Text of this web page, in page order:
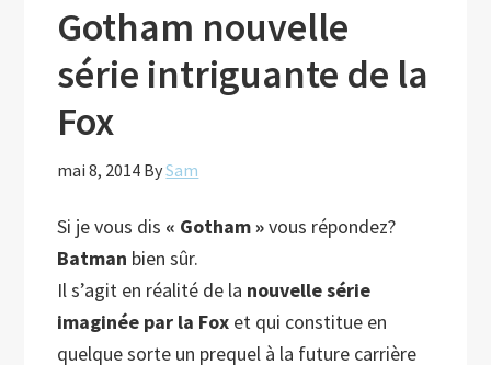
Gotham nouvelle
série intriguante de la
Fox
mai 8, 2014 BySam
Si je vous dis « Gotham »vous répondez?
Batman bien sûr.
Il s’agit en réalité de la nouvelle série
imaginée par la Fox et qui constitue en
quelque sorte un prequel à la future carrière